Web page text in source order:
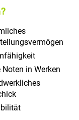
Noten in Werken